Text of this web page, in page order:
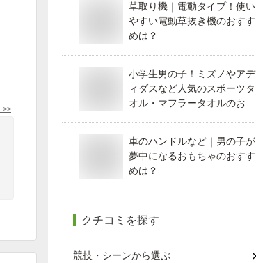
>>
草取り機｜電動タイプ！使い
やすい電動草抜き機のおすす
めは？
小学生男の子！ミズノやアデ
ィダスなど人気のスポーツタ
オル・マフラータオルのおす
車のハンドルなど｜男の子が
夢中になるおもちゃのおすす
めは？
クチコミを探す
競技・シーンから選ぶ